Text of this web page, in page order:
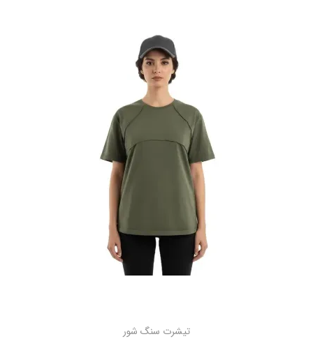
تیشرت سنگ شور